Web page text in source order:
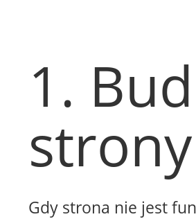
1.
Gdy strona nie jest